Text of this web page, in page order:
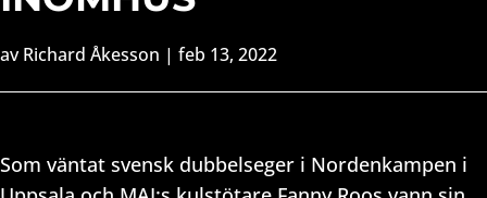
avRichard Åkesson | feb 13, 2022
Som väntat svensk dubbelseger i Nordenkampen i